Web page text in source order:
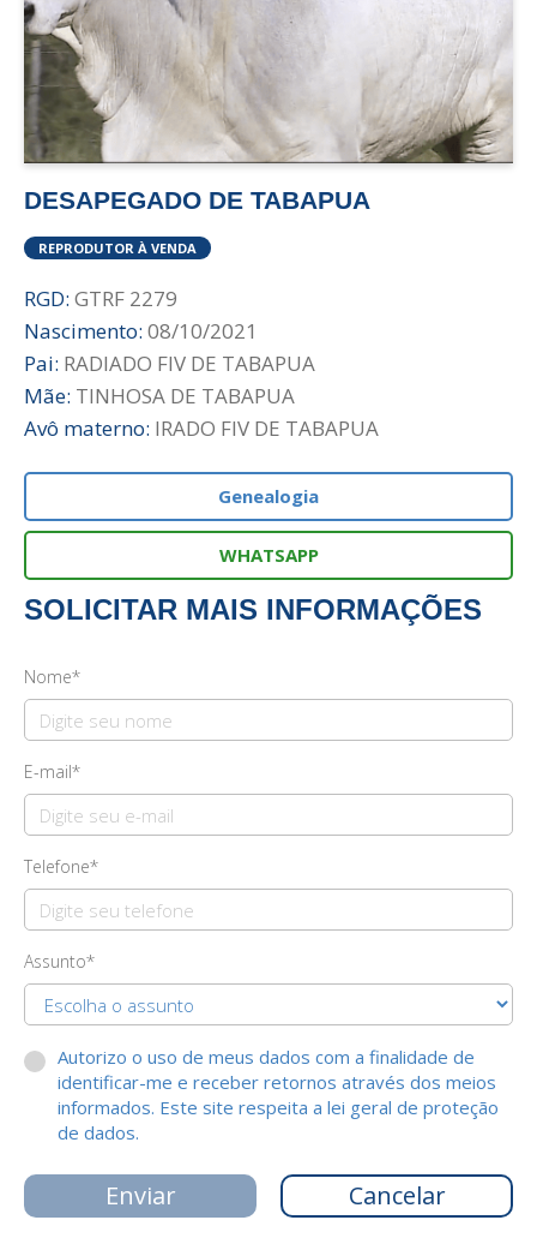
DESAPEGADO DE TABAPUA
REPRODUTOR À VENDA
RGD: GTRF 2279
Nascimento: 08/10/2021
Pai: RADIADO FIV DE TABAPUA
Mãe: TINHOSA DE TABAPUA
Avô materno: IRADO FIV DE TABAPUA
Genealogia
WHATSAPP
SOLICITAR MAIS INFORMAÇÕES
Nome*
E-mail*
Telefone*
Assunto*
Autorizo o uso de meus dados com a finalidade de
identificar-me e receber retornos através dos meios
informados. Este site respeita a lei geral de proteção
de dados.